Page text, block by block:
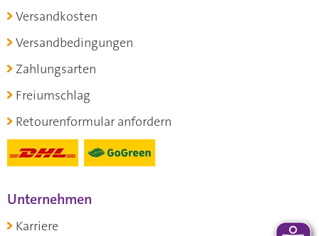
Versandkosten
Versandbedingungen
Zahlungsarten
Freiumschlag
Retourenformular anfordern
Unternehmen
Karriere